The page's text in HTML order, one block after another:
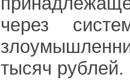
через
тысяч рублей.